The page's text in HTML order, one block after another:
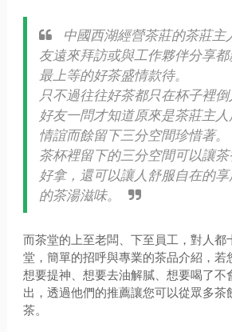
中國西湖經營茶莊的茶莊主
友遠來拜訪或與工作夥伴分享
最上等的好茶盛情款待。
只不過往往好茶都只在杯子裡
好友一問才知道原來是茶莊主
情誼而餘留下三分空間珍惜著。
茶杯裡留下的三分空間可以讓
好拿，還可以讓人舒服自在的
的茶湯滋味。
而茶堂的上至老闆、下至員工，對人都
堂，簡單的招呼與專業的茶品介紹，若
想要提神、想要去油解膩、想要喝了不
出，透過他們的推薦讓您可以從眾多茶
茶。